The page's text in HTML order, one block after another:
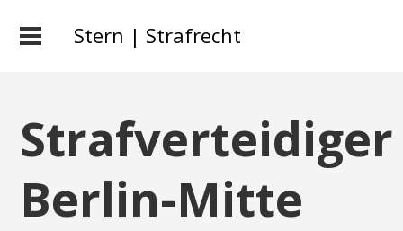
Stern | Strafrecht
Strafverteidiger
Berlin-Mitte